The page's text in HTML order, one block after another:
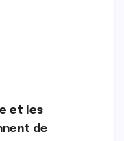
et les
de